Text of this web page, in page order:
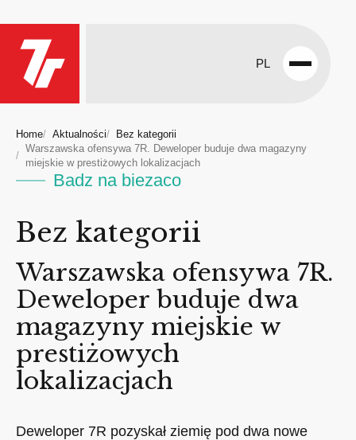
PL
Open
Home Aktualności
Bez kategorii
Warszawska ofensywa 7R. Deweloper buduje dwa magazyny
miejskie w prestiżowych lokalizacjach
Badz na biezaco
Bez kategorii
Warszawska ofensywa 7R.
Deweloper buduje dwa
magazyny miejskie w
prestiżowych
lokalizacjach
Deweloper 7R pozyskał ziemię pod dwa nowe